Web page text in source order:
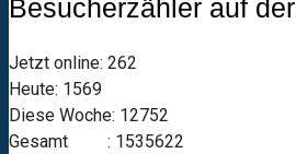
Besucherzähler auf
Jetzt online: 262
Heute: 1569
Diese Woche: 12752
Gesamt : 1535622